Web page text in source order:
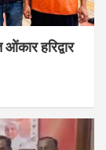
हरिद्वार